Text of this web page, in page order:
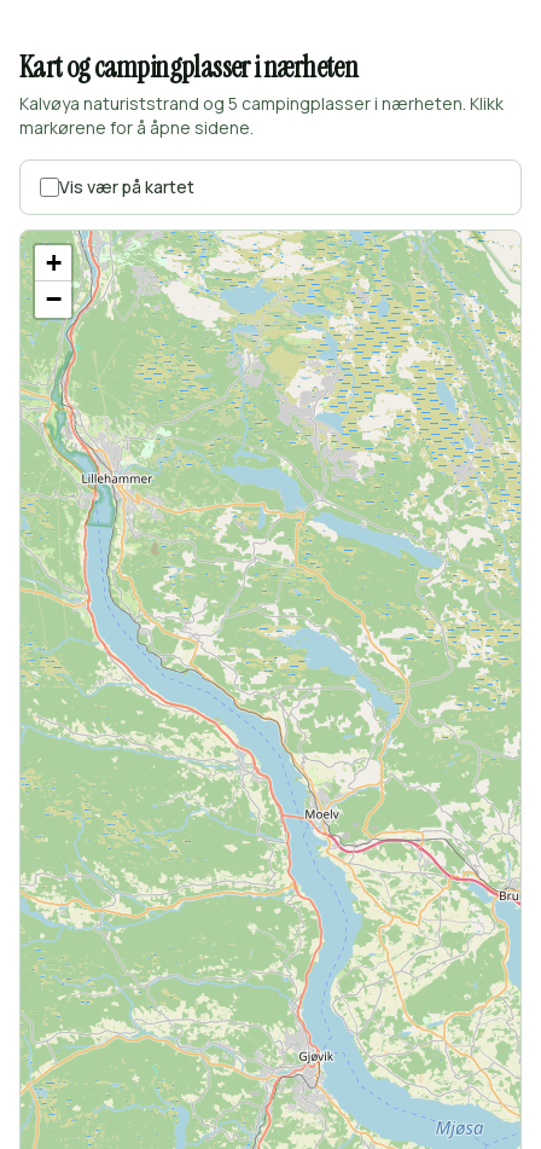
Kart og campingplasser i nærheten
Kalvøya naturiststrand og 5 campingplasser i nærheten. Klikk
markørene for å åpne sidene.
Vis vær på kartet
+
−